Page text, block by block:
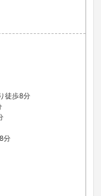
徒歩8分
分